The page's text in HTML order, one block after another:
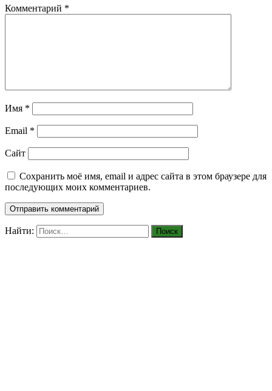
Комментарий *
Имя *
Email *
Сайт
Сохранить моё имя, email и адрес сайта в этом браузере для
последующих моих комментариев.
Найти: